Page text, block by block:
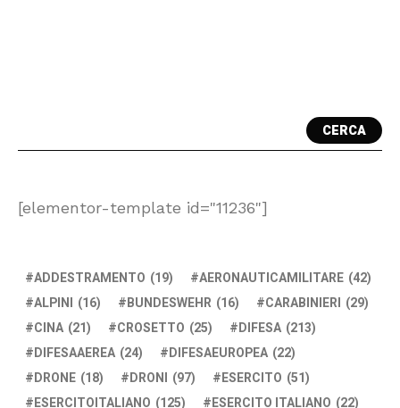
CERCA
[elementor-template id="11236"]
ADDESTRAMENTO (19) AERONAUTICAMILITARE (42)
ALPINI (16) BUNDESWEHR (16) CARABINIERI (29)
CINA (21) CROSETTO (25) DIFESA (213)
DIFESAAEREA (24) DIFESAEUROPEA (22)
DRONE (18) DRONI (97) ESERCITO (51)
ESERCITOITALIANO (125) ESERCITO ITALIANO (22)